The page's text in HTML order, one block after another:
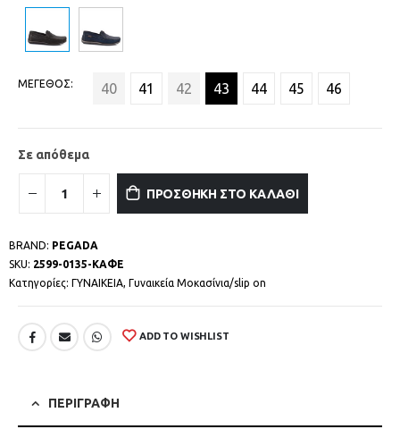
ΜΕΓΕΘΟΣ 40 41 42 43 44 45 46
Σε απόθεμα
ΠΡΟΣΘΗΚΗ ΣΤΟ ΚΑΛΑΘΙ
BRAND: PEGADA
SKU: 2599-0135-ΚΑΦΕ
Κατηγορίες: ΓΥΝΑΙΚΕΙΑ, Γυναικεία Μοκασίνια/slip on
ADD TO WISHLIST
ΠΕΡΙΓΡΑΦΗ